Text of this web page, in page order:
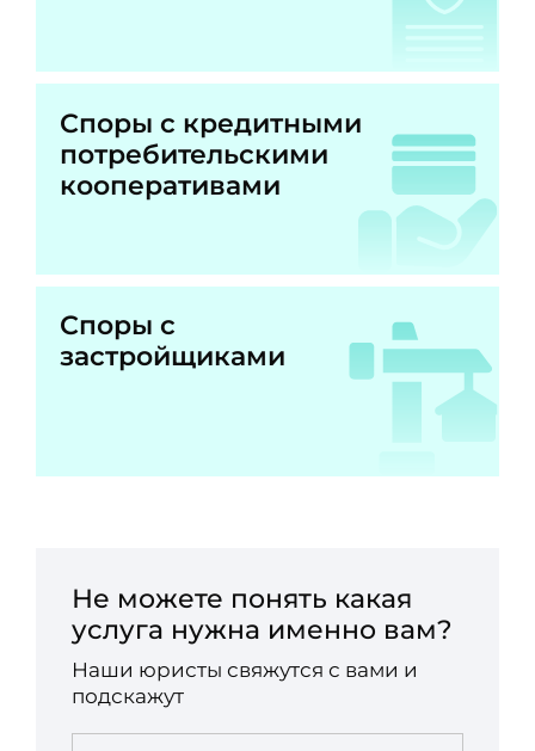
Споры с кредитными
потребительскими
кооперативами
Споры с
застройщиками
Не можете понять какая
услуга нужна именно вам?
Наши юристы свяжутся с вами и
подскажут